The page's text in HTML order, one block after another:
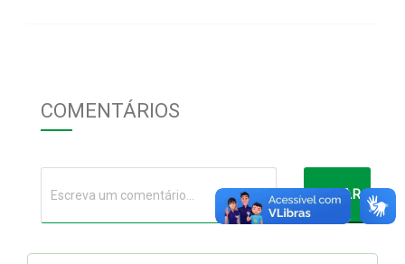
COMENTÁRIOS